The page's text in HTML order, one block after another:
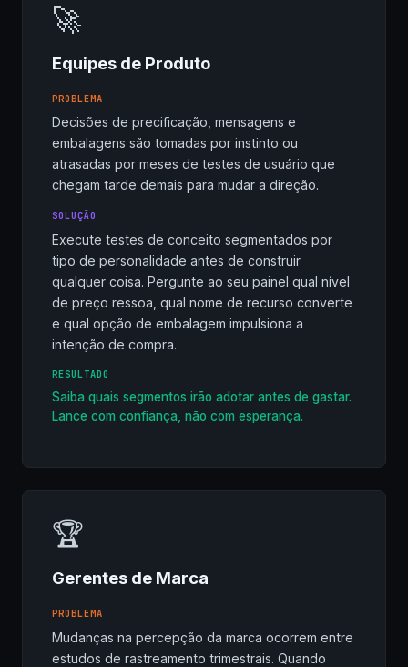
🚀
Equipes de Produto
PROBLEMA
Decisões de precificação, mensagens e
embalagens são tomadas por instinto ou
atrasadas por meses de testes de usuário que
chegam tarde demais para mudar a direção.
SOLUÇÃO
Execute testes de conceito segmentados por
tipo de personalidade antes de construir
qualquer coisa. Pergunte ao seu painel qual nível
de preço ressoa, qual nome de recurso converte
e qual opção de embalagem impulsiona a
intenção de compra.
RESULTADO
Saiba quais segmentos irão adotar antes de gastar.
Lance com confiança, não com esperança.
🏆
Gerentes de Marca
PROBLEMA
Mudanças na percepção da marca ocorrem entre
estudos de rastreamento trimestrais. Quando